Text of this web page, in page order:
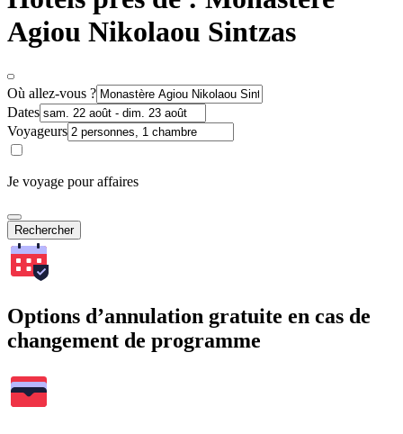
Agiou Nikolaou Sintzas
Où allez-vous ?
Dates
Voyageurs
Je voyage pour affaires
Rechercher
Options d’annulation gratuite en cas de
changement de programme